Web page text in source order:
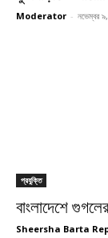
Moderator - নভেম্বর
প্রযুক্তি
বাংলাদেশে
Sheersha Barta